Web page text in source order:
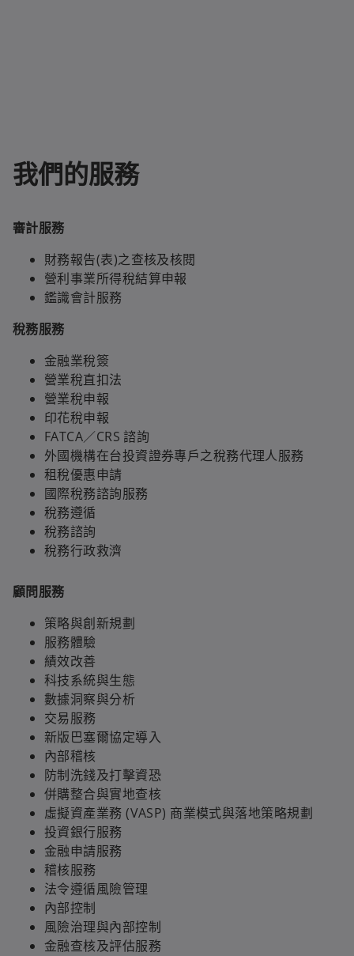
我們的服務
審計服務
財務報告(表)之查核及核閱
營利事業所得稅結算申報
鑑識會計服務
稅務服務
金融業稅簽
營業稅直扣法
營業稅申報
印花稅申報
FATCA／CRS 諮詢
外國機構在台投資證券專戶之稅務代理人服務
租稅優惠申請
國際稅務諮詢服務
稅務遵循
稅務諮詢
稅務行政救濟
顧問服務
策略與創新規劃
服務體驗
績效改善
科技系統與生態
數據洞察與分析
交易服務
新版巴塞爾協定導入
內部稽核
防制洗錢及打擊資恐
併購整合與實地查核
虛擬資產業務 (VASP) 商業模式與落地策略規劃
投資銀行服務
金融申請服務
稽核服務
法令遵循風險管理
內部控制
風險治理與內部控制
金融查核及評估服務